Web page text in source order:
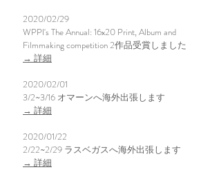
2020/02/29
WPPI's The Annual: 16x20 Print, Album and
Filmmaking competition 2作品受賞しました
→ 詳細
2020/02/01
3/2~3/16 ​オマーンへ海外出張します
→ 詳細
2020/01/22
2/22~2/29 ​ラスベガスへ海外出張します
→ 詳細